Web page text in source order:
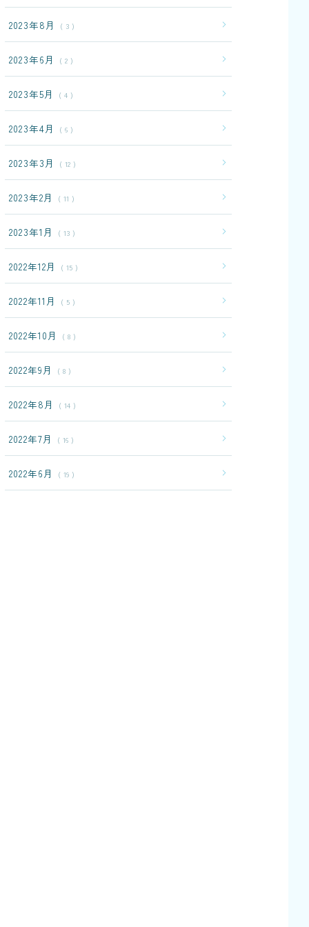
2023年8月 3
2023年6月 2
2023年5月 4
2023年4月 6
2023年3月 12
2023年2月 11
2023年1月 13
2022年12月 15
2022年11月 5
2022年10月 8
2022年9月 8
2022年8月 14
2022年7月 16
2022年6月 19